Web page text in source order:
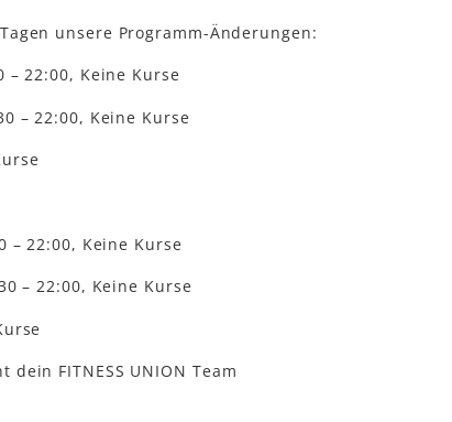
unsere Programm-Änderungen:
– 22:00, Keine Kurse
– 22:00, Keine Kurse
– 22:00, Keine Kurse
– 22:00, Keine Kurse
FITNESS UNION Team